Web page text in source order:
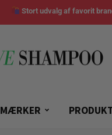
Stort udvalg af favorit
MÆRKER